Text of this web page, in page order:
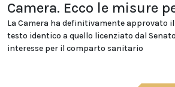
Camera. Ecco le misure
La Camera ha definitivamente approvato
testo identico a quello licenziato dal
interesse per il comparto sanitario